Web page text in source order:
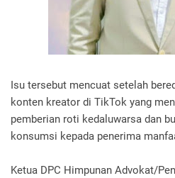
Isu tersebut mencuat setelah
konten kreator di TikTok yang
pemberian roti kedaluwarsa dan
konsumsi kepada penerima
Ketua DPC Himpunan Advokat/